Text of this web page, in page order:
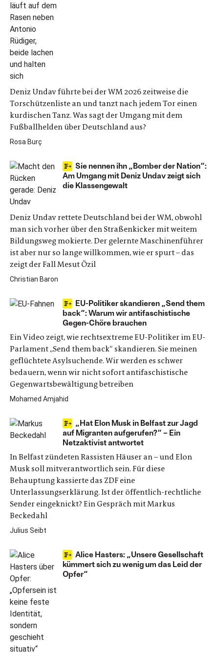
Deniz Undav führte bei der WM 2026 zeitweise die
Torschützenliste an und tanzt nach jedem Tor einen
kurdischen Tanz. Was sagt der Umgang mit dem
Fußballhelden über Deutschland aus?
Rosa Burç
Sie nennen ihn „Bomber der Nation“:
Am Umgang mit Deniz Undav zeigt sich
die Klassengewalt
Deniz Undav rettete Deutschland bei der WM, obwohl
man sich vorher über den Straßenkicker mit weitem
Bildungsweg mokierte. Der gelernte Maschinenführer
ist aber nur so lange willkommen, wie er spurt – das
zeigt der Fall Mesut Özil
Christian Baron
EU-Politiker skandieren „Send them
back“: Warum wir antifaschistische
Gegen-Chöre brauchen
Ein Video zeigt, wie rechtsextreme EU-Politiker im EU-
Parlament „Send them back“ skandieren. Sie meinen
geflüchtete Asylsuchende. Wir werden es schwer
bedauern, wenn wir nicht sofort antifaschistische
Gegenwartsbewältigung betreiben
Mohamed Amjahid
„Hat Elon Musk in Belfast zur Jagd
auf Migranten aufgerufen?“ – Ein
Netzaktivist antwortet
In Belfast zündeten Rassisten Häuser an – und Elon
Musk soll mitverantwortlich sein. Für diese
Behauptung kassierte das ZDF eine
Unterlassungserklärung. Ist der öffentlich-rechtliche
Sender eingeknickt? Ein Gespräch mit Markus
Beckedahl
Julius Seibt
Alice Hasters: „Unsere Gesellschaft
kümmert sich zu wenig um das Leid der
Opfer“